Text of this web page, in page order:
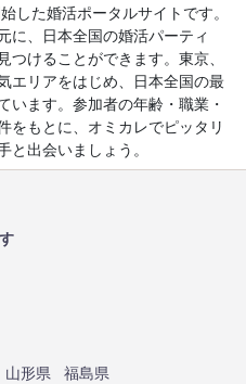
した婚活ポータルサイトです。
に、日本全国の婚活パーティ
けることができます。東京、
エリアをはじめ、日本全国の最
います。参加者の年齢・職業・
をもとに、オミカレでピッタリ
と出会いましょう。
山形県
福島県